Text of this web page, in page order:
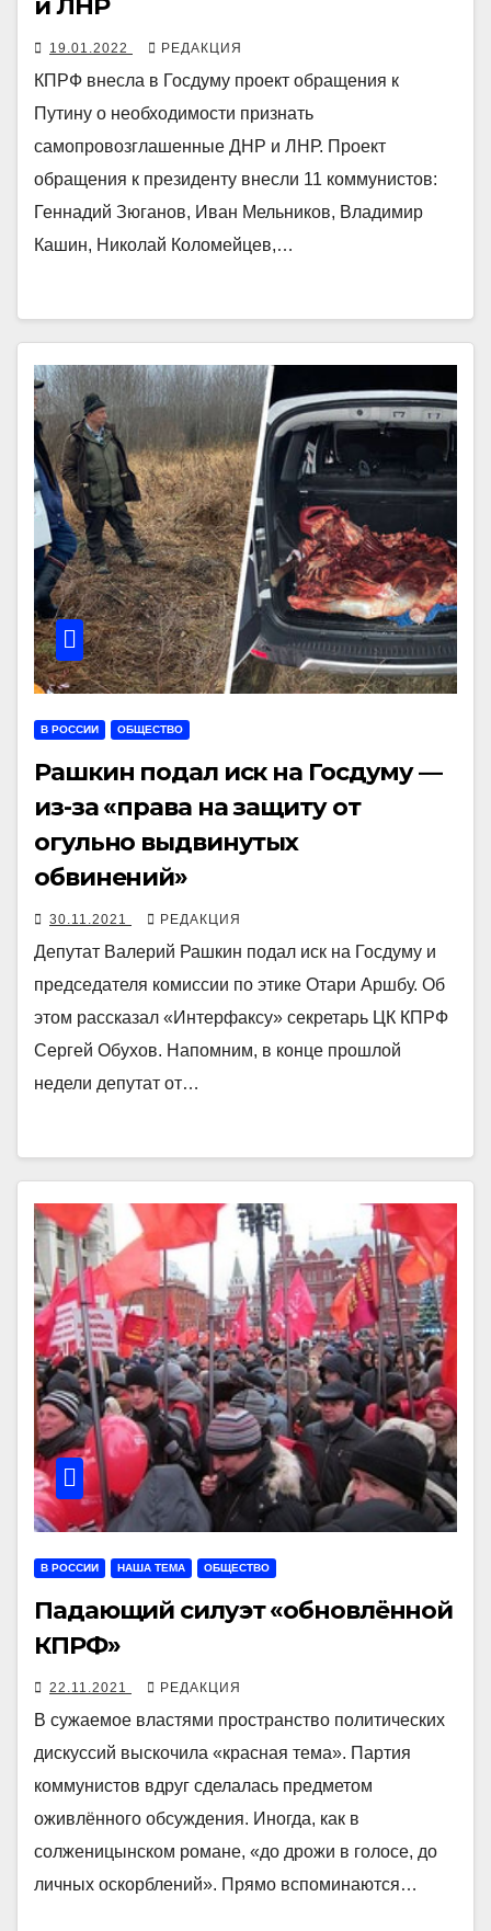
19.01.2022 РЕДАКЦИЯ
КПРФ внесла в Госдуму проект обращения к
Путину о необходимости признать
самопровозглашенные ДНР и ЛНР. Проект
обращения к президенту внесли 11 коммунистов:
Геннадий Зюганов, Иван Мельников, Владимир
Кашин, Николай Коломейцев,…
В РОССИИ ОБЩЕСТВО
Рашкин подал иск на Госдуму —
из-за «права на защиту от
огульно выдвинутых
обвинений»
30.11.2021 РЕДАКЦИЯ
Депутат Валерий Рашкин подал иск на Госдуму и
председателя комиссии по этике Отари Аршбу. Об
этом рассказал «Интерфаксу» секретарь ЦК КПРФ
Сергей Обухов. Напомним, в конце прошлой
недели депутат от…
В РОССИИ НАША ТЕМА ОБЩЕСТВО
Падающий силуэт «обновлённой
КПРФ»
22.11.2021 РЕДАКЦИЯ
В сужаемое властями пространство политических
дискуссий выскочила «красная тема». Партия
коммунистов вдруг сделалась предметом
оживлённого обсуждения. Иногда, как в
солженицынском романе, «до дрожи в голосе, до
личных оскорблений». Прямо вспоминаются…